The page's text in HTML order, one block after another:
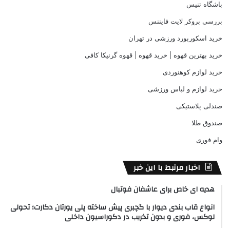
باشگاه تنیس
بررسی بروکر لایت فایننس
خرید اسکوربورد ورزشی در تهران
خرید بهترین قهوه | خرید قهوه | قهوه گرنیکا کافی
خرید لوازم کوهنوردی
خرید لوازم و لباس ورزشی
صندلی پلاستیکی
صندوق طلا
وام فوری
اخبار مرتبط با این خبر
هدیه ای خاص برای عاشفان فوتبال
انواع قاب بندی دیوار با گچبری پیش ساخته پلی یورتان دکارت؛ تحولی
لوکس، فوری و بدون تخریب در دکوراسیون داخلی